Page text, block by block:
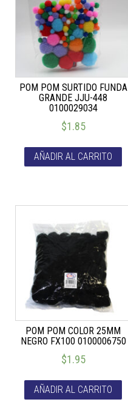
POM POM SURTIDO FUNDA
GRANDE JJU-448
0100029034
$1.85
AÑADIR AL CARRITO
POM POM COLOR 25MM
NEGRO FX100 0100006750
$1.95
AÑADIR AL CARRITO